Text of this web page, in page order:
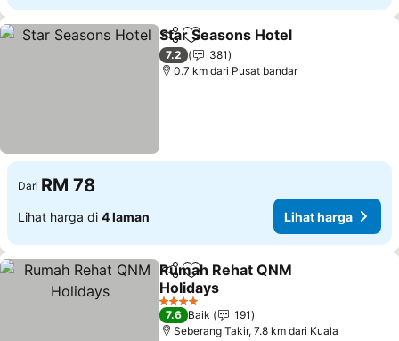
KongsiTambah ke favorit
Star Seasons Hotel
7.2
381
0.7 km dari Pusat bandar
Dari RM 78
Lihat harga di 4 laman Lihat harga
KongsiTambah ke favorit
Rumah Rehat QNM
Holidays
4 Bintang
7.6 Baik
191
Seberang Takir, 7.8 km dari Kuala